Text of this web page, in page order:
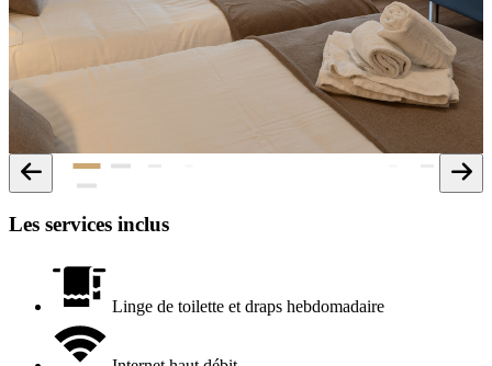
Les services inclus
Linge de toilette et draps hebdomadaire